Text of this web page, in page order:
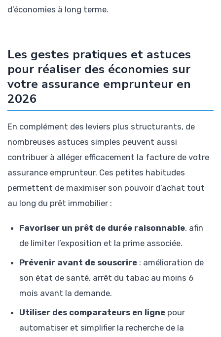
d’économies à long terme.
Les gestes pratiques et astuces
pour réaliser des économies sur
votre assurance emprunteur en
2026
En complément des leviers plus structurants, de
nombreuses astuces simples peuvent aussi
contribuer à alléger efficacement la facture de votre
assurance emprunteur. Ces petites habitudes
permettent de maximiser son pouvoir d’achat tout
au long du prêt immobilier :
Favoriser un prêt de durée raisonnable, afin
de limiter l’exposition et la prime associée.
Prévenir avant de souscrire : amélioration de
son état de santé, arrêt du tabac au moins 6
mois avant la demande.
Utiliser des comparateurs en ligne pour
automatiser et simplifier la recherche de la